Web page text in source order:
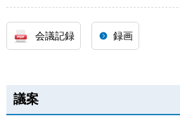
会議記録 録画
議案